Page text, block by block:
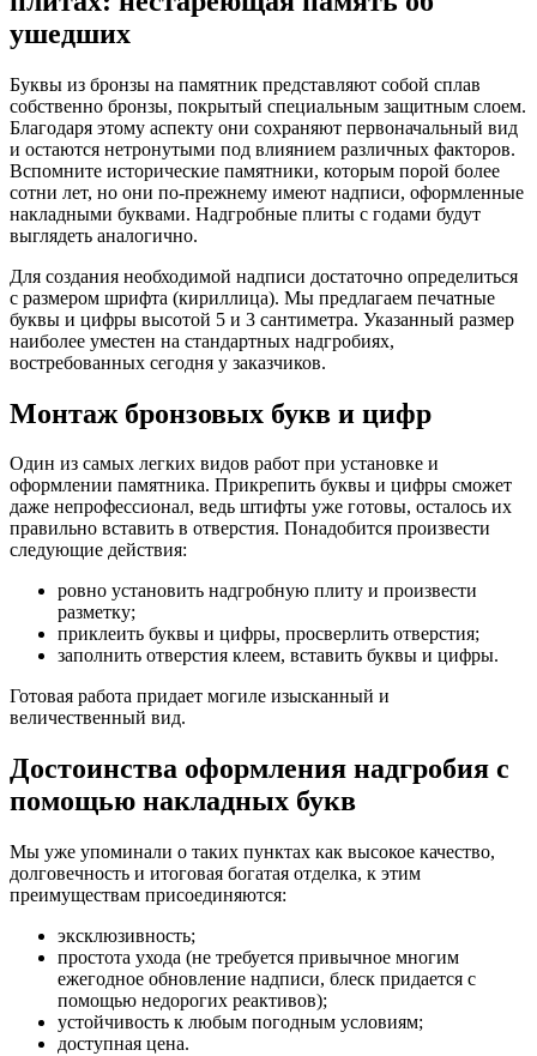
ушедших
Буквы из бронзы на памятник представляют собой сплав
собственно бронзы, покрытый специальным защитным слоем.
Благодаря этому аспекту они сохраняют первоначальный вид
и остаются нетронутыми под влиянием различных факторов.
Вспомните исторические памятники, которым порой более
сотни лет, но они по-прежнему имеют надписи, оформленные
накладными буквами. Надгробные плиты с годами будут
выглядеть аналогично.
Для создания необходимой надписи достаточно определиться
с размером шрифта (кириллица). Мы предлагаем печатные
буквы и цифры высотой 5 и 3 сантиметра. Указанный размер
наиболее уместен на стандартных надгробиях,
востребованных сегодня у заказчиков.
Монтаж бронзовых букв и цифр
Один из самых легких видов работ при установке и
оформлении памятника. Прикрепить буквы и цифры сможет
даже непрофессионал, ведь штифты уже готовы, осталось их
правильно вставить в отверстия. Понадобится произвести
следующие действия:
ровно установить надгробную плиту и произвести
разметку;
приклеить буквы и цифры, просверлить отверстия;
заполнить отверстия клеем, вставить буквы и цифры.
Готовая работа придает могиле изысканный и
величественный вид.
Достоинства оформления надгробия с
помощью накладных букв
Мы уже упоминали о таких пунктах как высокое качество,
долговечность и итоговая богатая отделка, к этим
преимуществам присоединяются:
эксклюзивность;
простота ухода (не требуется привычное многим
ежегодное обновление надписи, блеск придается с
помощью недорогих реактивов);
устойчивость к любым погодным условиям;
доступная цена.